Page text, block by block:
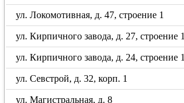
ул. Локомотивная, д. 47, строение 1
ул. Кирпичного завода, д. 27, строение 1
ул. Кирпичного завода, д. 24, строение 1
ул. Севстрой, д. 32, корп. 1
ул. Магистральная, д. 8